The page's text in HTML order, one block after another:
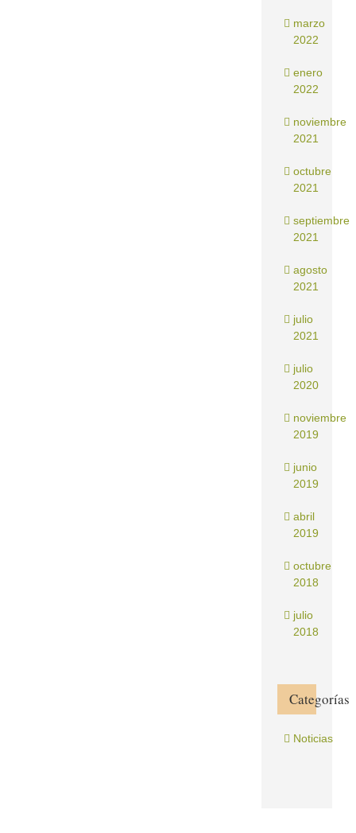
marzo
2022
enero
2022
noviembre
2021
octubre
2021
septiembre
2021
agosto
2021
julio
2021
julio
2020
noviembre
2019
junio
2019
abril
2019
octubre
2018
julio
2018
Categorías
Noticias